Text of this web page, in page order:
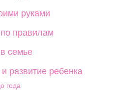
руками
правилам
семье
развитие ребенка
года